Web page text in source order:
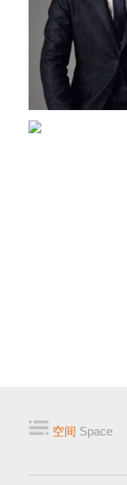
空间 Space